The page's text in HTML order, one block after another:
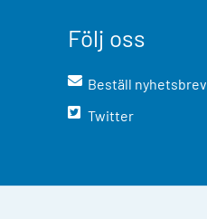
Följ oss
Beställ nyhetsbrev
Twitter